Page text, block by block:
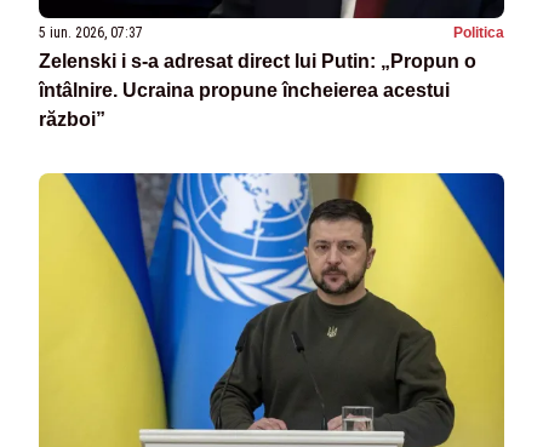
5 iun. 2026, 07:37 Politica
Zelenski i s-a adresat direct lui Putin: „Propun o
întâlnire. Ucraina propune încheierea acestui
război”